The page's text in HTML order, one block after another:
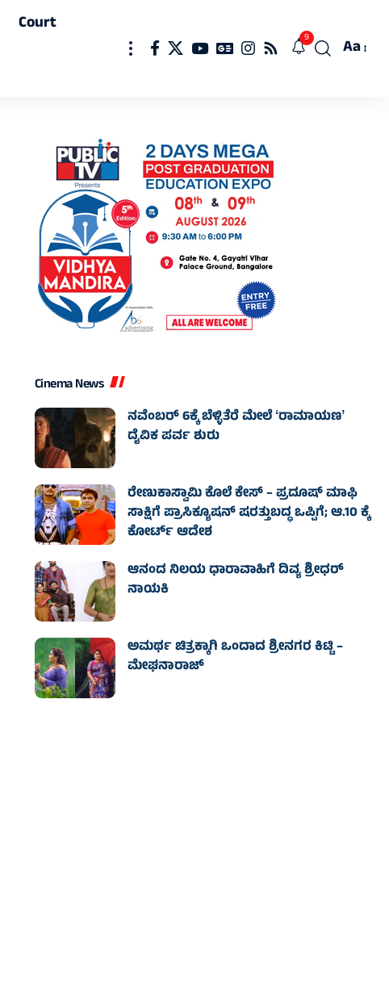
Court
9
Font
Aa
Cinema News
ನವೆಂಬರ್ 6ಕ್ಕೆ ಬೆಳ್ಳಿತೆರೆ ಮೇಲೆ ʻರಾಮಾಯಣʼ
ದೈವಿಕ ಪರ್ವ ಶುರು
ರೇಣುಕಾಸ್ವಾಮಿ ಕೊಲೆ ಕೇಸ್‌ – ಪ್ರದೂಷ್‌ ಮಾಫಿ
ಸಾಕ್ಷಿಗೆ ಪ್ರಾಸಿಕ್ಯೂಷನ್ ಷರತ್ತುಬದ್ಧ ಒಪ್ಪಿಗೆ; ಆ.10 ಕ್ಕೆ
ಕೋರ್ಟ್ ಆದೇಶ
ಆನಂದ ನಿಲಯ ಧಾರಾವಾಹಿಗೆ ದಿವ್ಯ ಶ್ರೀಧರ್
ನಾಯಕಿ
ಅಮರ್ಥ ಚಿತ್ರಕ್ಕಾಗಿ ಒಂದಾದ ಶ್ರೀನಗರ ಕಿಟ್ಟಿ –
ಮೇಘನಾರಾಜ್